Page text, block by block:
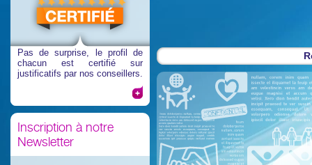
Pas de surprise, le profil de
chacun est certifié sur
justificatifs par nos conseillers.
Inscription à notre
Newsletter